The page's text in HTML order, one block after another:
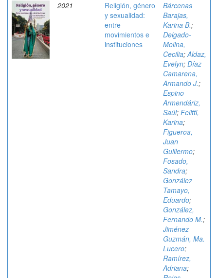
2021
Religión, género
y sexualidad:
entre
movimientos e
instituciones
Bárcenas
Barajas,
Karina B.;
Delgado-
Molina,
Cecilia;Aldaz,
Evelyn; Díaz
Camarena,
Armando J.;
Espino
Armendáriz,
Saúl; Felitti,
Karina;
Figueroa,
Juan
Guillermo;
Fosado,
Sandra;
González
Tamayo,
Eduardo;
González,
Fernando M.;
Jiménez
Guzmán, Ma.
Lucero;
Ramírez,
Adriana;